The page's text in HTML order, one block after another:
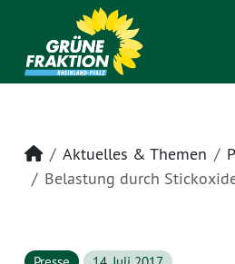
Startseite
Aktuelles & Themen
Belastung durch Stickoxide und